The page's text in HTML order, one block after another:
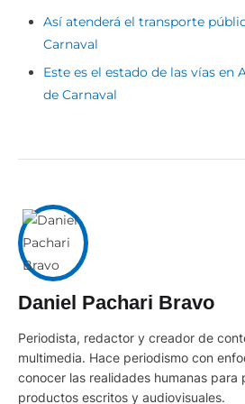
Así atenderá el transporte
Carnaval
Este es el estado de las vías en
de Carnaval
Daniel Pachari Bravo
Periodista, redactor y creador de
multimedia. Hace periodismo con
conocer las realidades humanas para
productos escritos y audiovisuales.